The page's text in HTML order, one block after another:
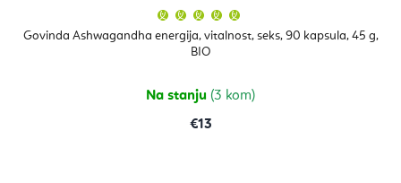
Govinda Ashwagandha energija, vitalnost, seks, 90 kapsula, 45 g,
BIO
proizvoda
je
zvjezdica.
Na stanju (3 kom)
€13